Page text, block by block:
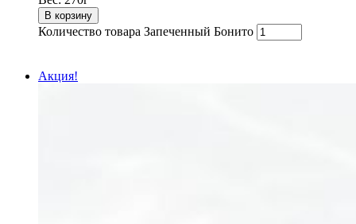
В корзину
Количество товара Запеченный Бонито
Акция!